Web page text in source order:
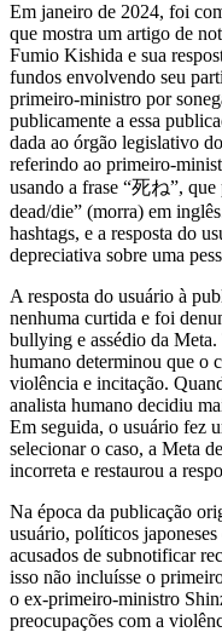
Em janeiro de 2024, foi
que mostra um artigo de
Fumio Kishida e sua
fundos envolvendo seu
primeiro-ministro por
publicamente a essa
dada ao órgão legislativo
referindo ao primeiro-
usando a frase “死ね”,
dead/die” (morra) em
hashtags, e a resposta do
depreciativa sobre uma
A resposta do usuário à
nenhuma curtida e foi
bullying e assédio da Meta.
humano determinou que o
violência e incitação.
analista humano decidiu
Em seguida, o usuário fez
selecionar o caso, a Meta
incorreta e restaurou a
Na época da publicação
usuário, políticos
acusados ​​de subnotificar
isso não incluísse o
o ex-primeiro-ministro
preocupações com a